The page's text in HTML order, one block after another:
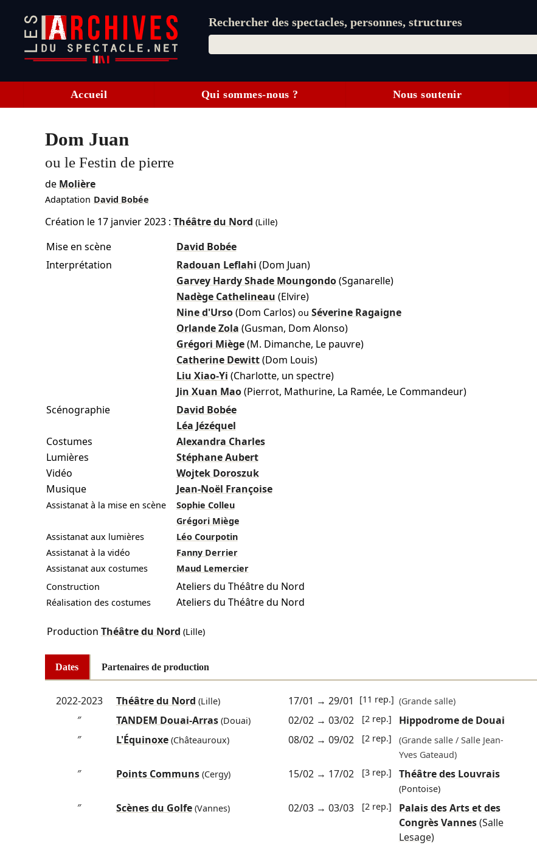
Rechercher des spectacles, personnes, structures
Accueil Qui sommes-nous ? Nous soutenir
Dom Juan
ou le Festin de pierre
de Molière
Adaptation David Bobée
Création le 17 janvier 2023: Théâtre du Nord (Lille)
Mise en scène
David Bobée
Interprétation
Radouan Leflahi (Dom Juan)
Garvey Hardy Shade Moungondo (Sganarelle)
Nadège Cathelineau (Elvire)
Nine d'Urso (Dom Carlos) ou Séverine Ragaigne
Orlande Zola (Gusman, Dom Alonso)
Grégori Miège (M. Dimanche, Le pauvre)
Catherine Dewitt (Dom Louis)
Liu Xiao-Yi (Charlotte, un spectre)
Jin Xuan Mao (Pierrot, Mathurine, La Ramée, Le Commandeur)
Scénographie
David Bobée
Léa Jézéquel
Costumes
Alexandra Charles
Lumières
Stéphane Aubert
Vidéo
Wojtek Doroszuk
Musique
Jean-Noël Françoise
Assistanat à la mise en scène
Sophie Colleu
Grégori Miège
Assistanat aux lumières
Léo Courpotin
Assistanat à la vidéo
Fanny Derrier
Assistanat aux costumes
Maud Lemercier
Construction
Ateliers du Théâtre du Nord
Réalisation des costumes Ateliers du Théâtre du Nord
Production Théâtre du Nord (Lille)
Dates Partenaires de production
2022-2023 Théâtre du Nord (Lille) 17/01 → 29/01 [11 rep.] (Grande salle)
″ TANDEM Douai-Arras(Douai) 02/02→ 03/02 [2 rep.]
Hippodrome de Douai
″
L'Équinoxe(Châteauroux) 08/02→ 09/02 [2 rep.]
(Grande salle / Salle Jean-
Yves Gateaud)
″ Points Communs(Cergy) 15/02→ 17/02 [3 rep.] Théâtre des Louvrais
(Pontoise)
″ Scènes du Golfe(Vannes) 02/03→ 03/03 [2 rep.]
Palais des Arts et des
Congrès Vannes(Salle
Lesage)